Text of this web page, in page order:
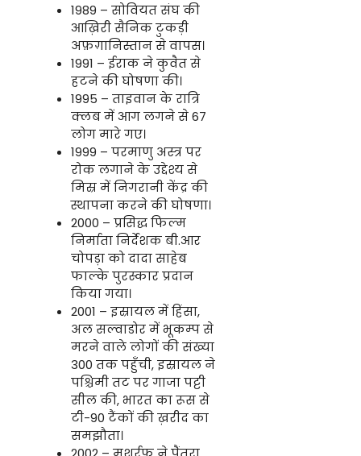
1989 – सोवियत संघ की
आख़िरी सैनिक टुकड़ी
अफ़ग़ानिस्तान से वापस।
1991 – ईराक ने कुवैत से
हटने की घोषणा की।
1995 – ताइवान के रात्रि
क्लब में आग लगने से 67
लोग मारे गए।
1999 – परमाणु अस्त्र पर
रोक लगाने के उद्देश्य से
मिस्र में निगरानी केंद्र की
स्थापना करने की घोषणा।
2000 – प्रसिद्ध फिल्म
निर्माता निर्देशक बी.आर
चोपड़ा को दादा साहेब
फाल्के पुरस्कार प्रदान
किया गया।
2001 – इस्रायल में हिंसा,
अल सल्वाडोर में भूकम्प से
मरने वाले लोगों की संख्या
300 तक पहुँची, इस्रायल ने
पश्चिमी तट पर गाजा पट्टी
सील की, भारत का रूस से
टी-90 टैंकों की ख़रीद का
समझौता।